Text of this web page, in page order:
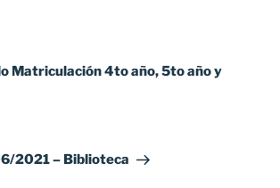
Matriculación 4to año, 5to año y
2021 – Biblioteca